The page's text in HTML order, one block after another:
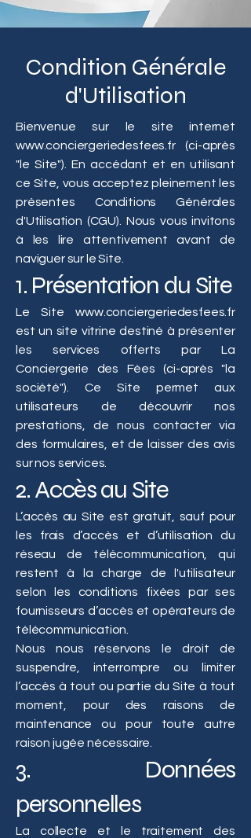
Condition Générale
d'Utilisation
Bienvenue sur le site internet
www.conciergeriedesfees.fr(ci-après
"le Site"). En accédant et en utilisant
ce Site, vous acceptez pleinement les
présentes Conditions Générales
d'Utilisation (CGU). Nous vous invitons
à les lire attentivement avant de
naviguer sur le Site.
1. Présentation du Site
Le Sitewww.conciergeriedesfees.fr
est un site vitrine destiné à présenter
les services offerts par La
Conciergerie des Fées (ci-après "la
société"). Ce Site permet aux
utilisateurs de découvrir nos
prestations, de nous contacter via
des formulaires, et de laisser des avis
sur nos services.
2. Accès au Site
L’accès au Site est gratuit, sauf pour
les frais d’accès et d’utilisation du
réseau de télécommunication, qui
restent à la charge de l'utilisateur
selon les conditions fixées par ses
fournisseurs d’accès et opérateurs de
télécommunication.
Nous nous réservons le droit de
suspendre, interrompre ou limiter
l’accès à tout ou partie du Site à tout
moment, pour des raisons de
maintenance ou pour toute autre
raison jugée nécessaire.
3. Données
personnelles
La collecte et le traitement des